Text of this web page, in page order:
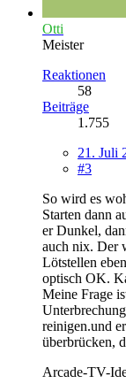
Otti
Meister
Reaktionen
58
Beiträge
1.755
21. Juli
#3
So wird es
Starten dann
er Dunkel,
auch nix. Der
Lötstellen
optisch OK.
Meine Frage
reinigen.und
überbrücken,
Arcade-TV-